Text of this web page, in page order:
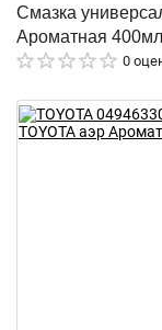
Смазка
Ароматная 400мл
0